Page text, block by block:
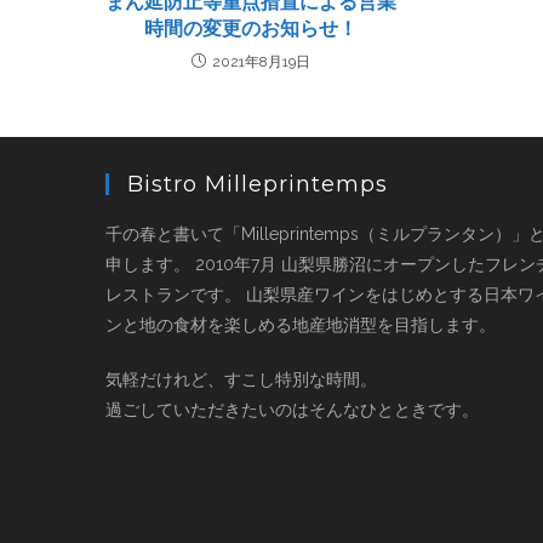
時間の変更のお知らせ！
2021年8月19日
Bistro Milleprintemps
千の春と書いて「Milleprintemps（ミルプランタン）」
申します。 2010年7月 山梨県勝沼にオープンしたフレン
レストランです。 山梨県産ワインをはじめとする日本ワ
ンと地の食材を楽しめる地産地消型を目指します。
気軽だけれど、すこし特別な時間。
過ごしていただきたいのはそんなひとときです。